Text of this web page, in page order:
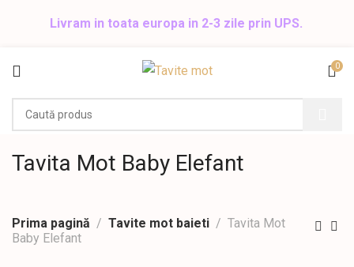
Livram in toata europa in 2-3 zile prin UPS.
0
Tavita Mot Baby Elefant
Prima pagină Tavite mot baieti
Tavita Mot
Baby Elefant